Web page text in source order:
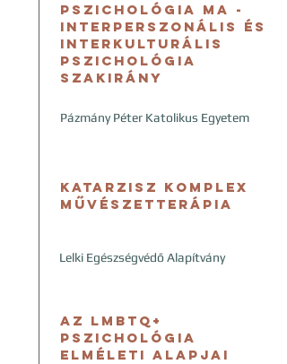
​Pszichológia MA -
Interperszonális és
interkulturális
pszichológia
szakirány
Pázmány Péter Katolikus Egyetem
​Katarzisz Komplex
Művészetterápia
Lelki Egészségvédő Alapítvány
Az LMBTQ+
pszichológia
elméleti alapjai